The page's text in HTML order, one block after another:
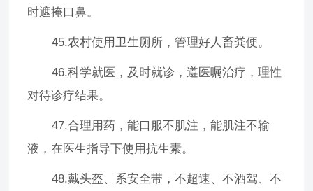
时遮掩口鼻。
45.农村使用卫生厕所，管理好人畜粪便。
46.科学就医，及时就诊，遵医嘱治疗，理性
对待诊疗结果。
47.合理用药，能口服不肌注，能肌注不输
液，在医生指导下使用抗生素。
48.戴头盔、系安全带，不超速、不酒驾、不